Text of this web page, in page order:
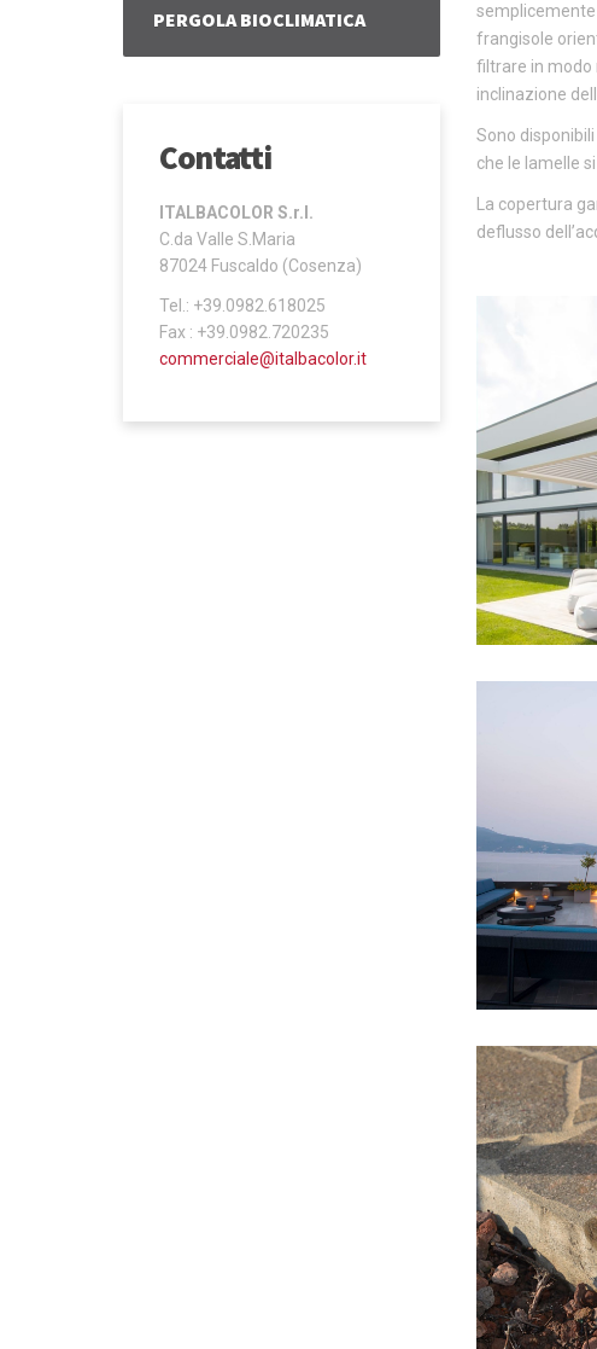
semplicemente
frangisole
filtrare in modo
inclinazione
Sono
che le lamelle
La copertura
deflusso
PERGOLA BIOCLIMATICA
Contatti
ITALBACOLOR S.r.l.
C.da Valle S.Maria
87024 Fuscaldo (Cosenza)
Tel.: +39.0982.618025
Fax : +39.0982.720235
commerciale@italbacolor.it